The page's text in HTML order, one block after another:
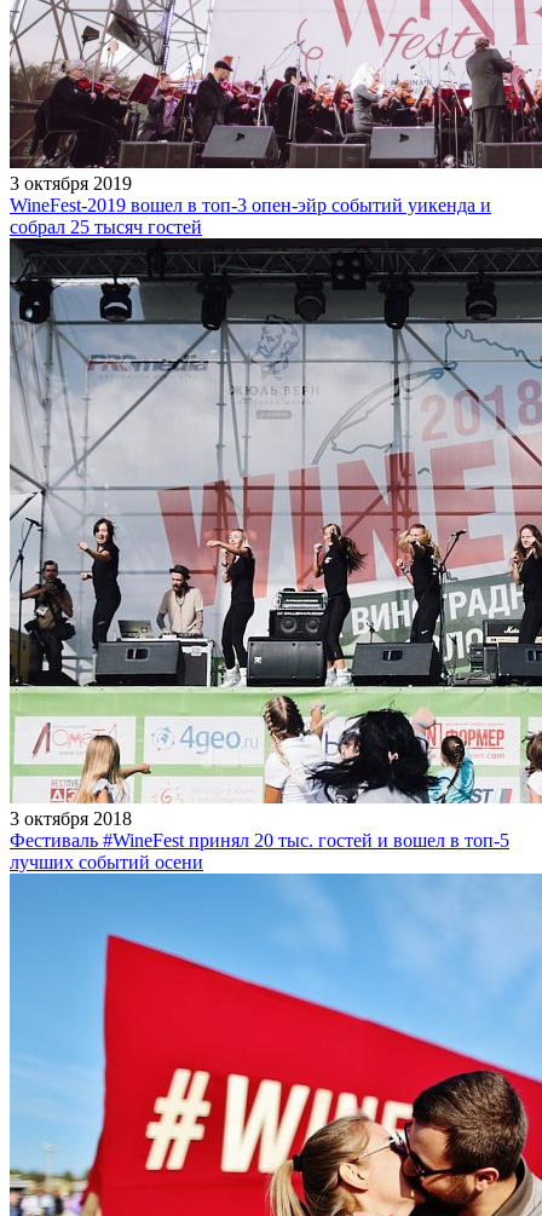
3 октября 2019
WineFest-2019 вошел в топ-3 опен-эйр событий уикенда и
собрал 25 тысяч гостей
3 октября 2018
Фестиваль #WineFest принял 20 тыс. гостей и вошел в топ-5
лучших событий осени